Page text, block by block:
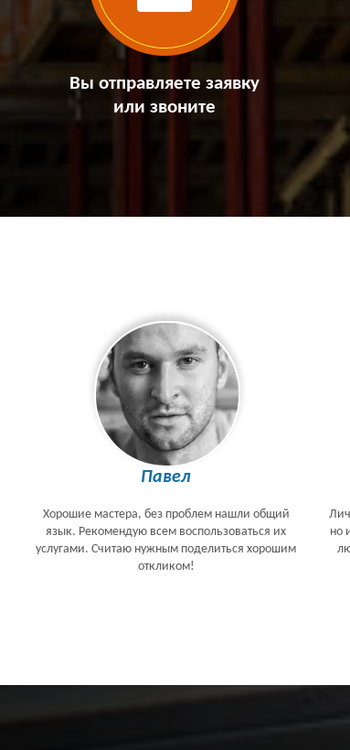
Вы отправляете заявку
или звоните
Павел
Хорошие мастера, без проблем нашли общий
язык. Рекомендую всем воспользоваться их
услугами. Считаю нужным поделиться хорошим
откликом!
но